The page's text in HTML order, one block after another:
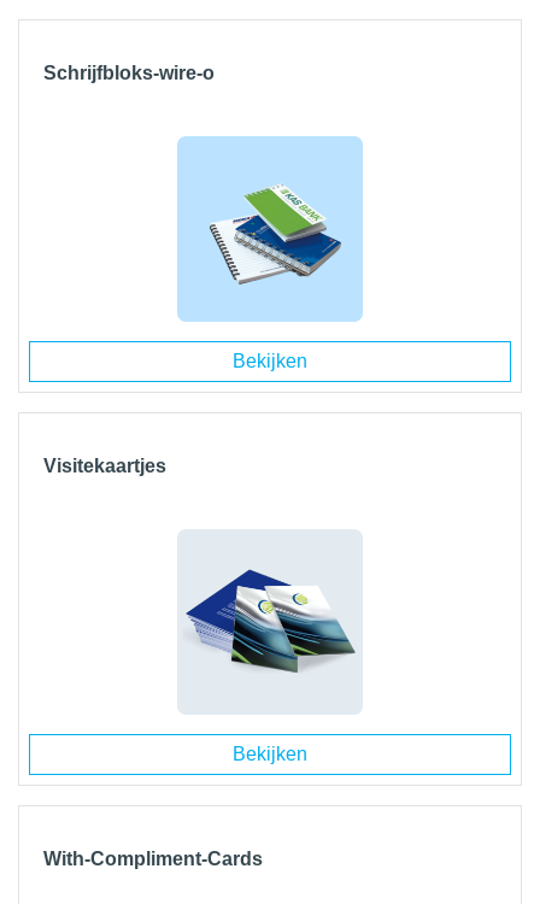
Schrijfbloks-wire-o
Bekijken
Visitekaartjes
Bekijken
With-Compliment-Cards